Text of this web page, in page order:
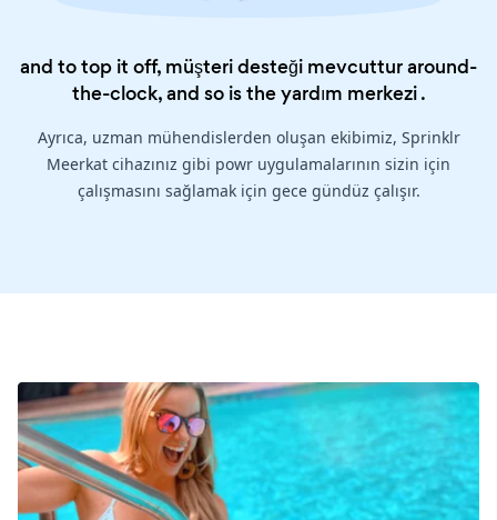
and to top it off, müşteri desteği mevcuttur around-
the-clock, and so is theyardım merkezi.
Ayrıca, uzman mühendislerden oluşan ekibimiz, Sprinklr
Meerkat cihazınız gibi powr uygulamalarının sizin için
çalışmasını sağlamak için gece gündüz çalışır.